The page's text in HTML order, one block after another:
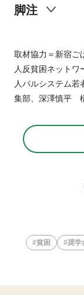
脚注
NPO
2014
https://
https://
取材協力＝新宿ご
人反貧困ネット
人パルシステム
集部、深澤慎平
貧困 奨学